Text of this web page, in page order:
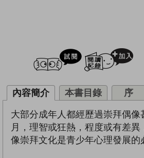
試閲
內容簡介 本書目錄 序
大部分成年人都經歷過崇拜偶像
月，理智或狂熱，程度或有差
像崇拜文化是青少年心理發展的